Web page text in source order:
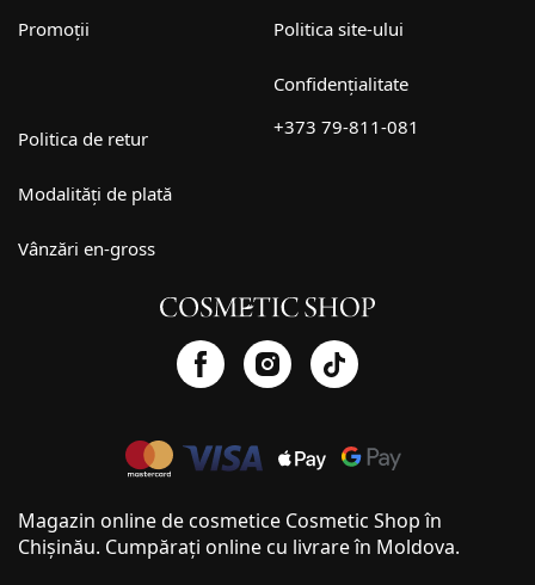
Promoții Politica site-ului
Confidențialitate
Politica de retur
Modalități de plată
Vânzări en-gross
+373 79-811-081
Magazin online de cosmetice Cosmetic Shop în
Chișinău. Cumpărați online cu livrare în Moldova.